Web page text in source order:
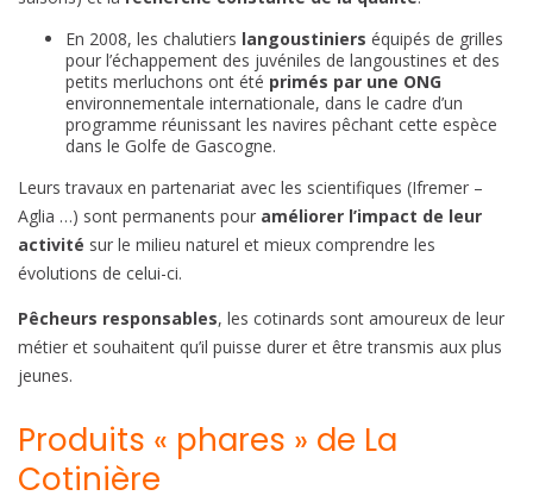
En 2008, les chalutiers langoustiniers équipés de grilles
pour l’échappement des juvéniles de langoustines et des
petits merluchons ont été primés par une ONG
environnementale internationale, dans le cadre d’un
programme réunissant les navires pêchant cette espèce
dans le Golfe de Gascogne.
Leurs travaux en partenariat avec les scientifiques (Ifremer –
Aglia …) sont permanents pour améliorer l’impact de leur
activité sur le milieu naturel et mieux comprendre les
évolutions de celui-ci.
Pêcheurs responsables, les cotinards sont amoureux de leur
métier et souhaitent qu’il puisse durer et être transmis aux plus
jeunes.
Produits « phares » de La
Cotinière